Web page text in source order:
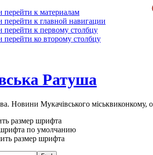
перейти к материалам
перейти к главной навигации
перейти к первому столбцу
перейти ко второму столбцу
Ратуша
Новини Мукачівського міськвиконкому,